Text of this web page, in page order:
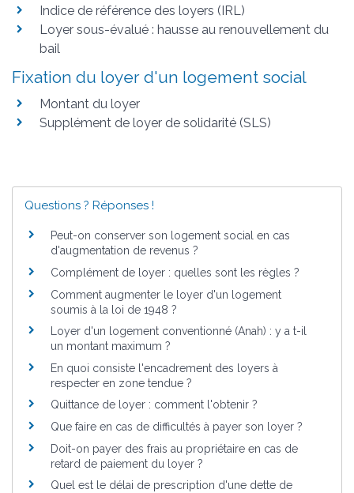
Indice de référence des loyers (IRL)
Loyer sous-évalué : hausse au renouvellement du
bail
Fixation du loyer d'un logement social
Montant du loyer
Supplément de loyer de solidarité (SLS)
Questions ? Réponses !
Peut-on conserver son logement social en cas
d'augmentation de revenus ?
Complément de loyer : quelles sont les règles ?
Comment augmenter le loyer d'un logement
soumis à la loi de 1948 ?
Loyer d'un logement conventionné (Anah) : y a t-il
un montant maximum ?
En quoi consiste l'encadrement des loyers à
respecter en zone tendue ?
Quittance de loyer : comment l'obtenir ?
Que faire en cas de difficultés à payer son loyer ?
Doit-on payer des frais au propriétaire en cas de
retard de paiement du loyer ?
Quel est le délai de prescription d'une dette de